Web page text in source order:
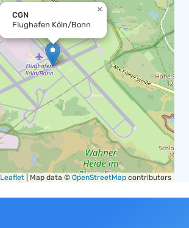
CGN
Flughafen Köln/Bonn
×
Leaflet Map data © OpenStreetMap contributors